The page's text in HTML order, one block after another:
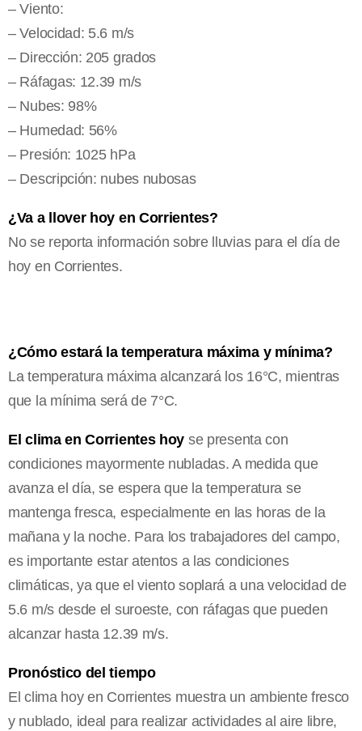
– Viento:
– Velocidad: 5.6 m/s
– Dirección: 205 grados
– Ráfagas: 12.39 m/s
– Nubes: 98%
– Humedad: 56%
– Presión: 1025 hPa
– Descripción: nubes nubosas
¿Va a llover hoy en Corrientes?
No se reporta información sobre lluvias para el día de
hoy en Corrientes.
¿Cómo estará la temperatura máxima y mínima?
La temperatura máxima alcanzará los 16°C, mientras
que la mínima será de 7°C.
El clima en Corrientes hoy se presenta con
condiciones mayormente nubladas. A medida que
avanza el día, se espera que la temperatura se
mantenga fresca, especialmente en las horas de la
mañana y la noche. Para los trabajadores del campo,
es importante estar atentos a las condiciones
climáticas, ya que el viento soplará a una velocidad de
5.6 m/s desde el suroeste, con ráfagas que pueden
alcanzar hasta 12.39 m/s.
Pronóstico del tiempo
El clima hoy en Corrientes muestra un ambiente fresco
y nublado, ideal para realizar actividades al aire libre,